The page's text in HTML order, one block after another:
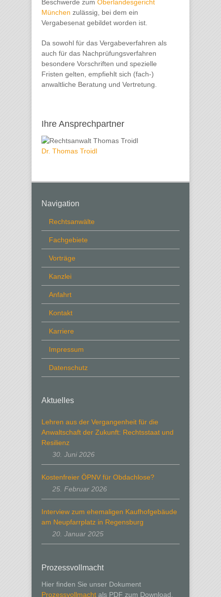
Beschwerde zum Oberlandesgericht
München zulässig, bei dem ein
Vergabesenat gebildet worden ist.
Da sowohl für das Vergabeverfahren als
auch für das Nachprüfungsverfahren
besondere Vorschriften und spezielle
Fristen gelten, empfiehlt sich (fach-)
anwaltliche Beratung und Vertretung.
Ihre Ansprechpartner
Dr. Thomas Troidl
Navigation
Rechtsanwälte
Fachgebiete
Vorträge
Kanzlei
Anfahrt
Kontakt
Karriere
Impressum
Datenschutz
Aktuelles
Lehren aus der Vergangenheit für die
Anwaltschaft der Zukunft: Rechtsstaat und
Resilienz
30. Juni 2026
Kostenfreier ÖPNV für Obdachlose?
25. Februar 2026
Interview zum ehemaligen Kaufhofgebäude
am Neupfarrplatz in Regensburg
20. Januar 2025
Prozessvollmacht
Hier finden Sie unser Dokument
Prozessvollmacht als PDF zum Download.